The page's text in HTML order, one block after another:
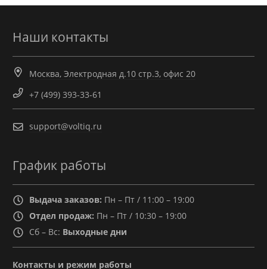
Наши контакты
Москва, Электродная д.10 стр.3, офис 20
+7 (499) 393-33-61
support@voltiq.ru
График работы
Выдача заказов: Пн – Пт / 11:00 – 19:00
Отдел продаж: Пн – Пт / 10:30 – 19:00
Сб – Вс: Выходные дни
Контакты и режим работы